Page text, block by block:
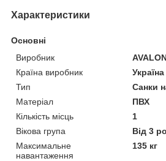
Характеристики
Основні
Виробник
Країна виробник
Україна
Тип
Санки
Матеріал
ПВХ
Кількість місць
1
Вікова група
Від 3
Максимальне
навантаження
135 кг